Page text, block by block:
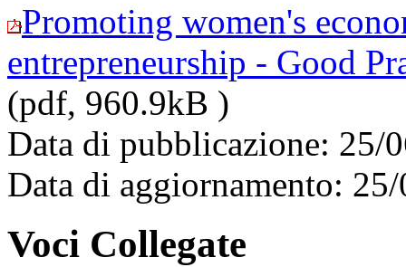
Promoting women's
entrepreneurship - Good
(pdf, 960.9kB )
Data di pubblicazione: 25/
Data di aggiornamento:
Voci Collegate